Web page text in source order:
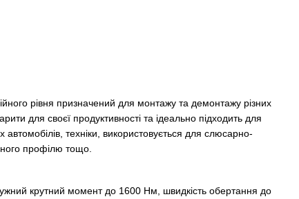
рівня призначений для монтажу та демонтажу різних
для своєї продуктивності та ідеально підходить для
техніки, використовується для слюсарно-
профілю тощо.
крутний момент до 1600 Нм, швидкість обертання до